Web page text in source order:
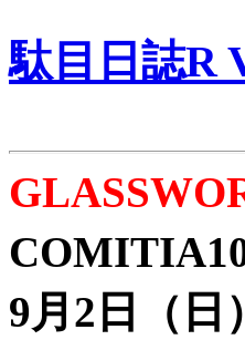
駄目日誌R
9月2日（日